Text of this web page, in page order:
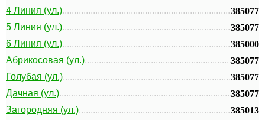
4 Линия (ул.)
385077
5 Линия (ул.)
385077
6 Линия (ул.)
385000
Абрикосовая (ул.)
385077
Голубая (ул.)
385077
Дачная (ул.)
385077
Загородняя (ул.)
385013